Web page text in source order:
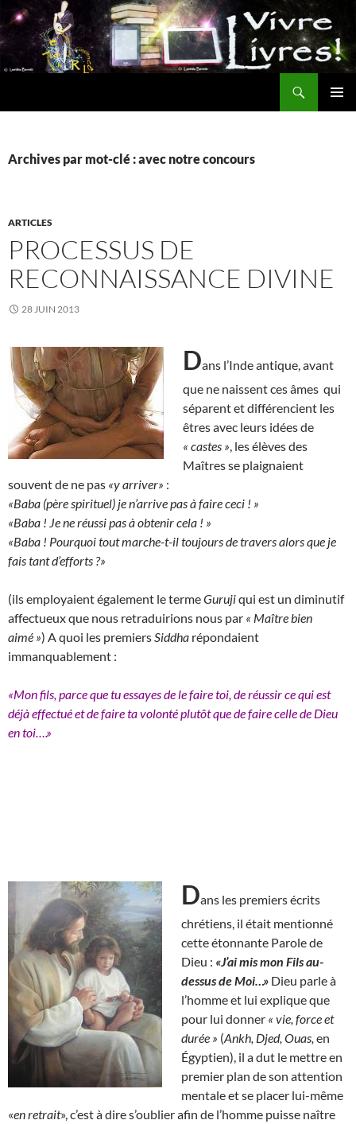
Aller
au
contenu
Archives par mot-clé : avec notre concours
ARTICLES
PROCESSUS DE
RECONNAISSANCE DIVINE
28 JUIN 2013
Dans l’Inde antique, avant
que ne naissent ces âmes qui
séparent et différencient les
êtres avec leurs idées de
« castes » , les élèves des
Maîtres se plaignaient
souvent de ne pas «y arriver» :
«Baba (père spirituel) je n’arrive pas à faire ceci ! »
«Baba ! Je ne réussi pas à obtenir cela ! »
«Baba ! Pourquoi tout marche-t-il toujours de travers alors que je
fais tant d’efforts ?»
(ils employaient également le termeGurujiqui est un diminutif
affectueux que nous retraduirions nous par « Maître bien
aimé ») A quoi les premiers Siddha répondaient
immanquablement :
«Mon fils, parce que tu essayes de le faire toi, de réussir ce qui est
déjà effectué et de faire ta volonté plutôt que de faire celle de Dieu
en toi….»
Dans les premiers écrits
chrétiens, il était mentionné
cette étonnante Parole de
Dieu : «J’ai mis mon Fils au-
dessus de Moi…» Dieu parle à
l’homme et lui explique que
pour lui donner « vie, force et
durée » (Ankh, Djed, Ouas, en
Égyptien), il a dut le mettre en
premier plan de son attention
mentale et se placer lui-même
«en retrait», c’est à dire s’oublier afin de l’homme puisse naître